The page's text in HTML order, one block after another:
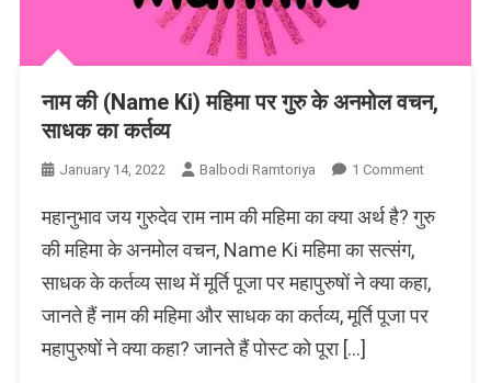
नाम की (Name Ki) महिमा पर गुरु के अनमोल वचन,
साधक का कर्तव्य
January 14, 2022 Balbodi Ramtoriya 1 CommentOn
की
महिमा
पर
महानुभाव जय गुरुदेव राम नाम की महिमा का क्या अर्थ है? गुरु
की महिमा के अनमोल वचन, Name Ki महिमा का सत्संग,
साधक के कर्तव्य साथ में मूर्ति पूजा पर महापुरुषों ने क्या कहा,
जानते हैं नाम की महिमा और साधक का कर्तव्य, मूर्ति पूजा पर
महापुरुषों ने क्या कहा? जानते हैं पोस्ट को पूरा […]